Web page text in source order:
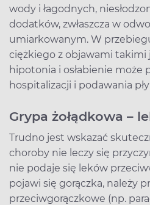
wody i łagodnych,
dodatków, zwłaszcza w
umiarkowanym. W
ciężkiego z objawami takimi
hipotonia i osłabienie może
hospitalizacji i podawania
Grypa żołądkowa –
Trudno jest wskazać
choroby nie leczy się
nie podaje się leków
pojawi się gorączka, należy
przeciwgorączkowe (np.